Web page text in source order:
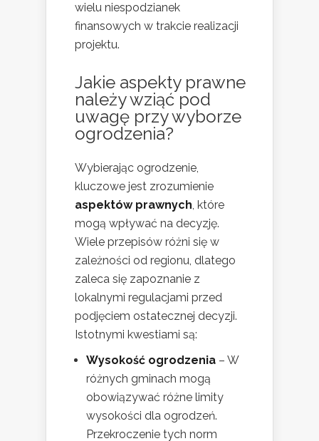
wielu niespodzianek
finansowych w trakcie realizacji
projektu.
Jakie aspekty prawne
należy wziąć pod
uwagę przy wyborze
ogrodzenia?
Wybierając ogrodzenie,
kluczowe jest zrozumienie
aspektów prawnych, które
mogą wpływać na decyzję.
Wiele przepisów różni się w
zależności od regionu, dlatego
zaleca się zapoznanie z
lokalnymi regulacjami przed
podjęciem ostatecznej decyzji.
Istotnymi kwestiami są:
Wysokość ogrodzenia – W
różnych gminach mogą
obowiązywać różne limity
wysokości dla ogrodzeń.
Przekroczenie tych norm